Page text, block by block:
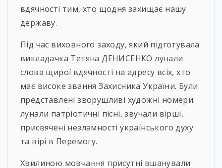
вдячності тим, хто щодня захищає нашу
державу.
Під час виховного заходу, який підготувала
викладачка Тетяна ДЕНИСЕНКО лунали
слова щирої вдячності на адресу всіх, хто
має високе звання ЗахисникаУкраїни. Були
представлені зворушливі художні номери:
лунали патріотичні пісні, звучали вірші,
присвячені незламності українського духу
та вірі в Перемогу.
Хвилиною мовчання присутні вшанували